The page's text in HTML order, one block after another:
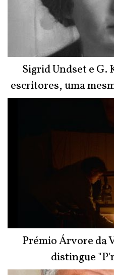
Sigrid Undset e G.
escritores, uma
Prémio Árvore da
distingue